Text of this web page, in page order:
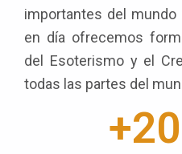
importantes del mundo
en día ofrecemos
del Esoterismo y el
todas las partes del
+